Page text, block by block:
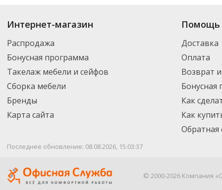
Купить
. В ассортименте интернет-
выбрать нужный товар и добавить его в корзину для дальнейшего
транспортной компанией DPD. Для постоянных клиентов - скидка,
Интернет-магазин
Распродажа
Бонусная программа
Такелаж мебели и сейфов
Сборка мебели
Бренды
Карта сайта
Помощь
Доставка
Оплата
Возврат
Бонусная
Как
Как
Обратная
Последнее обновление: 08.08.2026, 15:03:37
© 2000-2026 Компания